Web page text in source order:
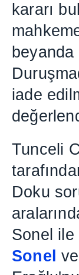
kararı
Duruş
iade
değ
Tunceli
tarafı
Doku
araları
Sonel ile
Sonel